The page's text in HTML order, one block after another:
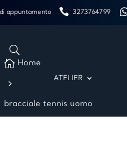
appuntamento 3273764799
ATELIER
 Home
5
bracciale tennis uomo